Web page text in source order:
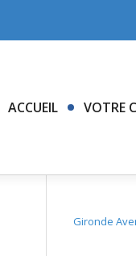
ACCUEIL VOTRE
Gironde